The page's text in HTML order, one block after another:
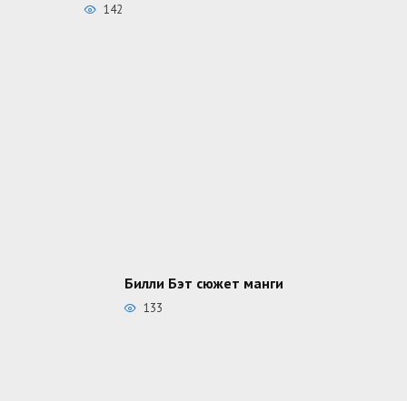
142
Билли Бэт сюжет манги
133